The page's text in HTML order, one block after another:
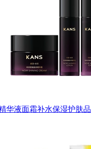
华液面霜补水保湿护肤品